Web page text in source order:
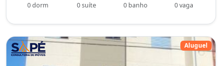
0 dorm 0 suíte 0 banho 0 vaga
Aluguel